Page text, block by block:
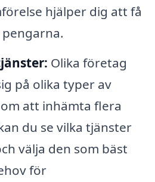
hjälper dig att få
Olika företag
på olika typer av
att inhämta flera
du se vilka tjänster
välja den som bäst
för